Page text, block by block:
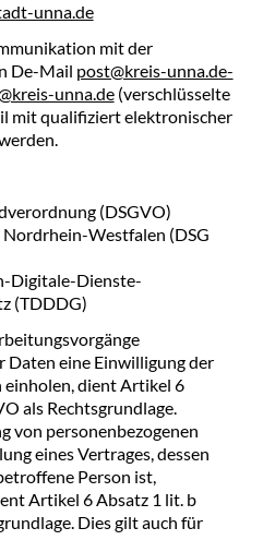
unna.de
mit der
De-Mail post@kreis-unna.de-
unna.de(verschlüsselte
mit qualifiziert elektronischer
(DSGVO)
Westfalen (DSG
Digitale-Dienste-
(TDDDG)
Daten eine Einwilligung der
dient Artikel 6
als Rechtsgrundlage.
von personenbezogenen
eines Vertrages, dessen
Person ist,
Artikel 6 Absatz 1 lit. b
Dies gilt auch für